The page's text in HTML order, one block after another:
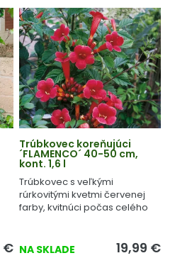
€
Trúbkovec koreňujúci
´FLAMENCO´ 40-50 cm,
kont. 1,6 l
Trúbkovec s veľkými
rúrkovitými kvetmi červenej
farby, kvitnúci počas celého
NA SKLADE 19,99 €